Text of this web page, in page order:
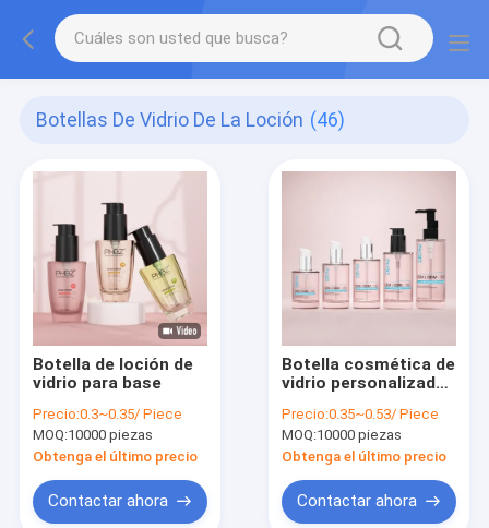
Botellas De Vidrio De La Loción (46)
Botella de loción de
vidrio para base
Precio:0.3~0.35/ Piece
MOQ:10000 piezas
Obtenga el último precio
Contactar ahora
Botella cosmética de
vidrio personalizada
Botella de bomba de
loción con suero
Precio:0.35~0.53/ Piece
MOQ:10000 piezas
Obtenga el último precio
Contactar ahora